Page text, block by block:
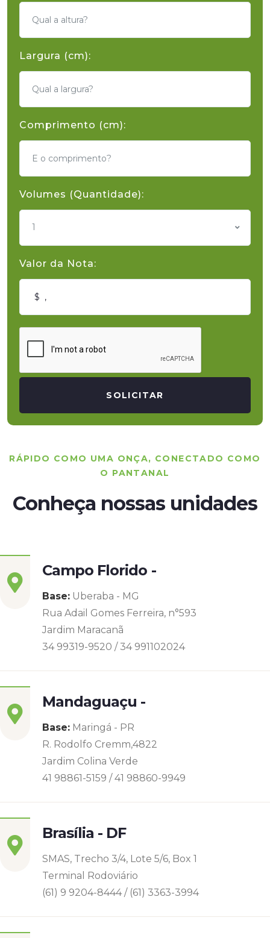
Largura (cm):
Comprimento (cm):
Volumes (Quantidade):
1
Valor da Nota:
SOLICITAR
RÁPIDO COMO UMA ONÇA, CONECTADO COMO
O PANTANAL
Conheça nossas unidades
Campo Florido -
Base: Uberaba - MG
Rua Adail Gomes Ferreira, n°593
Jardim Maracanã
34 99319-9520 / 34 991102024
Mandaguaçu -
Base: Maringá - PR
R. Rodolfo Cremm,4822
Jardim Colina Verde
41 98861-5159 / 41 98860-9949
Brasília - DF
SMAS, Trecho 3/4, Lote 5/6, Box 1
Terminal Rodoviário
(61) 9 9204-8444 / (61) 3363-3994